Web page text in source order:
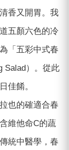
香又開胃。我
五顏六色的冷
「五彩中式春
Salad）。從此
佳餚。
也的確適合春
維他命C的蔬
統中醫學，春